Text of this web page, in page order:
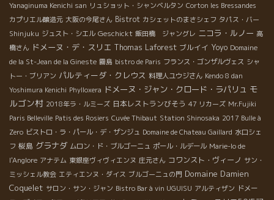
Yanaginuma Kenichi san リュショット・シャンベルタン Corton les Bressandes
カプリエル醸造元 大阪の今尾さん Bistrot カシェットのまさシェフ タパス・バー
Shinjuku ジュスト・シエル Geschickt 飯田橋 ジャングレ ニコラ・ルノー 高
橋さん ドメーヌ・デ・スリエ Thomas Laforest ブルイイ Yoyo Domaine
de la St-Jean de la Gineste 霧島 bistro de Paris フランス・ゴンザルヴェス シャ
トー・ブリアン パルティーダ・クレウス 料理人ユウジさん Kendo 8 dan
Yoshimura Kenichi Phylloxera ドメーヌ・ジャン・クロード・ラパリュ モ
ルゴン村 2018年ラ・ルミーズ 日本レストランびそう 47 リカーズ Mr.Fujiki
Paris Belleville Patis des Rosiers Cuvée Thibaut Station Shinosaka 2017 Bulle à
Zero ビストロ・ラ・パール・デ・ザンジュ Domaine de Chateau Gaillard 水口シェ
フ 桜島 グラナダ ムロン・ド・ブルゴーニュ ポール・ルデール Marie-lo de
l'Anglore アナテム 東銀座ヴィヴィエンヌ 庄元さん コワンスト・ヴィーノ サン・
ミッシェル教会 エティエンヌ・ダイス ブルゴーニュの門 Domaine Damien
Coquelet サロン・サン・ジャン Bistro Bar à vin UGUISU アルティザン ドメー